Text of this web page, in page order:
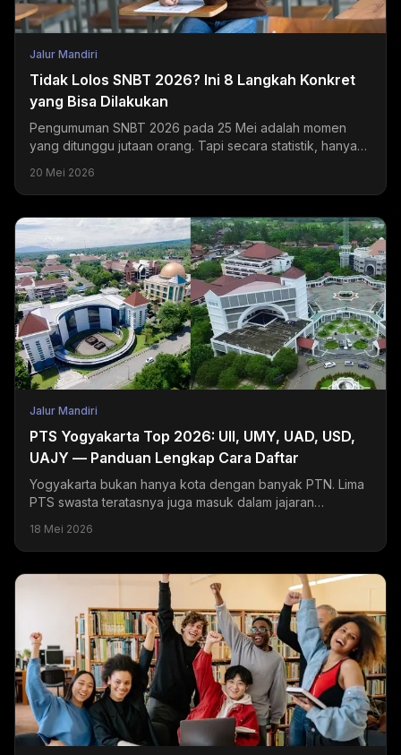
Jalur Mandiri
Tidak Lolos SNBT 2026? Ini 8 Langkah Konkret
yang Bisa Dilakukan
Pengumuman SNBT 2026 pada 25 Mei adalah momen
yang ditunggu jutaan orang. Tapi secara statistik, hanya
20 Mei 2026
Jalur Mandiri
PTS Yogyakarta Top 2026: UII, UMY, UAD, USD,
UAJY — Panduan Lengkap Cara Daftar
Yogyakarta bukan hanya kota dengan banyak PTN. Lima
PTS swasta teratasnya juga masuk dalam jajaran
tujuan...
18 Mei 2026